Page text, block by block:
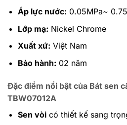
Áp lực nước: 0.05MPa~
Lớp mạ: Nickel Chrome
Xuất xứ: Việt Nam
Bảo hành: 02 năm
Đặc điểm nổi bật của Bát sen
TBW07012A
Sen vòicó thiết kế sang